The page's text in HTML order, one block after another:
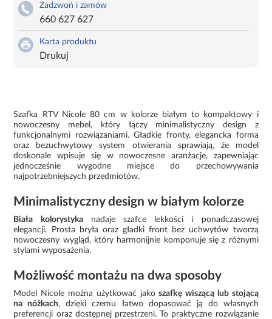
Zadzwoń i zamów
660 627 627
Karta produktu
Drukuj
Szafka RTV Nicole 80 cm w kolorze białym to kompaktowy i
nowoczesny mebel, który łączy minimalistyczny design z
funkcjonalnymi rozwiązaniami. Gładkie fronty, elegancka forma
oraz bezuchwytowy system otwierania sprawiają, że model
doskonale wpisuje się w nowoczesne aranżacje, zapewniając
jednocześnie wygodne miejsce do przechowywania
najpotrzebniejszych przedmiotów.
Minimalistyczny design w białym kolorze
Biała kolorystykanadaje szafce lekkości i ponadczasowej
elegancji. Prosta bryła oraz gładki front bez uchwytów tworzą
nowoczesny wygląd, który harmonijnie komponuje się z różnymi
stylami wyposażenia.
Możliwość montażu na dwa sposoby
Model Nicole można użytkować jakoszafkę wiszącą lub stojącą
na nóżkach, dzięki czemu łatwo dopasować ją do własnych
preferencji oraz dostępnej przestrzeni. To praktyczne rozwiązanie